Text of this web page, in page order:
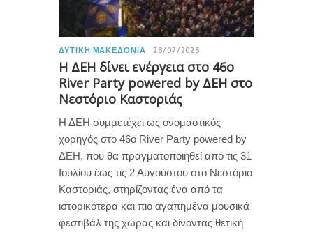
ΔΥΤΙΚΉ ΜΑΚΕΔΟΝΊΑ 28/07/2026
Η ΔΕΗ δίνει ενέργεια στο 46ο
River Party powered by ΔΕΗ στο
Νεστόριο Καστοριάς
Η ΔΕΗ συμμετέχει ως ονομαστικός
χορηγός στο 46ο River Party powered by
ΔΕΗ, που θα πραγματοποιηθεί από τις 31
Ιουλίου έως τις 2 Αυγούστου στο Νεστόριο
Καστοριάς, στηρίζοντας ένα από τα
ιστορικότερα και πιο αγαπημένα μουσικά
φεστιβάλ της χώρας και δίνοντας θετική